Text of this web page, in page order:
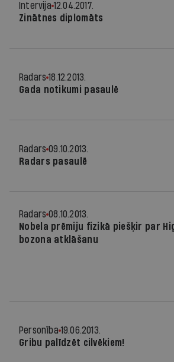
Intervija 12.04.2017.
Zinātnes diplomāts
Radars 18.12.2013.
Gada notikumi pasaulē
Radars 09.10.2013.
Radars pasaulē
Radars 08.10.2013.
Nobela prēmiju fizikā piešķir par
bozona atklāšanu
Personība 19.06.2013.
Gribu palīdzēt cilvēkiem!